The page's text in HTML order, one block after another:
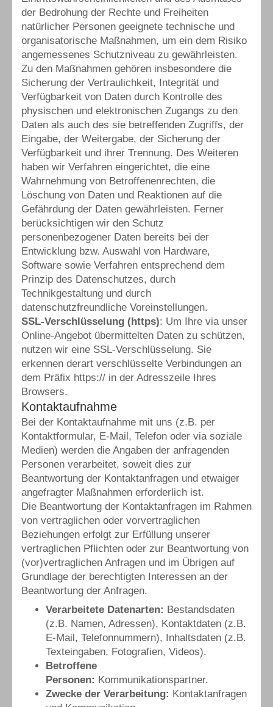
der Bedrohung der Rechte und Freiheiten
natürlicher Personen geeignete technische und
organisatorische Maßnahmen, um ein dem Risiko
angemessenes Schutzniveau zu gewährleisten.
Zu den Maßnahmen gehören insbesondere die
Sicherung der Vertraulichkeit, Integrität und
Verfügbarkeit von Daten durch Kontrolle des
physischen und elektronischen Zugangs zu den
Daten als auch des sie betreffenden Zugriffs, der
Eingabe, der Weitergabe, der Sicherung der
Verfügbarkeit und ihrer Trennung. Des Weiteren
haben wir Verfahren eingerichtet, die eine
Wahrnehmung von Betroffenenrechten, die
Löschung von Daten und Reaktionen auf die
Gefährdung der Daten gewährleisten. Ferner
berücksichtigen wir den Schutz
personenbezogener Daten bereits bei der
Entwicklung bzw. Auswahl von Hardware,
Software sowie Verfahren entsprechend dem
Prinzip des Datenschutzes, durch
Technikgestaltung und durch
datenschutzfreundliche Voreinstellungen.
SSL-Verschlüsselung (https): Um Ihre via unser
Online-Angebot übermittelten Daten zu schützen,
nutzen wir eine SSL-Verschlüsselung. Sie
erkennen derart verschlüsselte Verbindungen an
dem Präfix https:// in der Adresszeile Ihres
Browsers.
Kontaktaufnahme
Bei der Kontaktaufnahme mit uns (z.B. per
Kontaktformular, E-Mail, Telefon oder via soziale
Medien) werden die Angaben der anfragenden
Personen verarbeitet, soweit dies zur
Beantwortung der Kontaktanfragen und etwaiger
angefragter Maßnahmen erforderlich ist.
Die Beantwortung der Kontaktanfragen im Rahmen
von vertraglichen oder vorvertraglichen
Beziehungen erfolgt zur Erfüllung unserer
vertraglichen Pflichten oder zur Beantwortung von
(vor)vertraglichen Anfragen und im Übrigen auf
Grundlage der berechtigten Interessen an der
Beantwortung der Anfragen.
Verarbeitete Datenarten: Bestandsdaten
(z.B. Namen, Adressen), Kontaktdaten (z.B.
E-Mail, Telefonnummern), Inhaltsdaten (z.B.
Texteingaben, Fotografien, Videos).
Betroffene
Personen: Kommunikationspartner.
Zwecke der Verarbeitung: Kontaktanfragen